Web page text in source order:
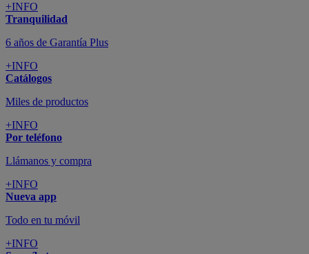
+INFO
Tranquilidad
6 años de Garantía Plus
+INFO
Catálogos
Miles de productos
+INFO
Por teléfono
Llámanos y compra
+INFO
Nueva app
Todo en tu móvil
+INFO